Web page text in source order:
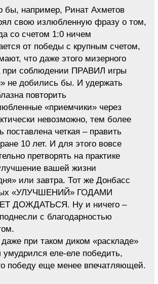
бы, например, Ринат Ахметов
свою излюбленную фразу о том,
со счетом 1:0 ничем
от победы с крупным счетом,
что даже этого мизерного
при соблюдении ПРАВИЛ игры
не добились бы. И удержать
повторить
«приемчики» через
невозможно, тем более
поставлена четкая – править
10 лет. И для этого вовсе
претворять на практике
вашей жизни
или завтра. Тот же Донбасс
«УЛУЧШЕНИЙ» ГОДАМИ
ДОЖДАТЬСЯ. Ну и ничего –
с благодарностью
при таком диком «раскладе»
умудрился еле-еле победить,
победу еще менее впечатляющей.